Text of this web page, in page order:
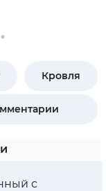
Кровля
с